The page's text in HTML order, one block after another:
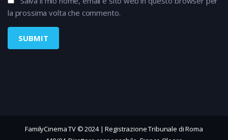
la prossima volta che commento.
FamilyCinema TV © 2024 | Registrazione Tribunale di Roma